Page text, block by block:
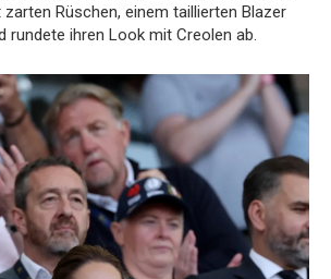
Rüschen, einem taillierten Blazer
rundete ihren Look mit Creolen ab.